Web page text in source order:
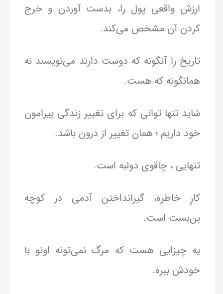
ارزش واقعی پول را، بدست آوردن و خرج
کردن آن مشخص می‌کند.
تاریخ را آنگونه که دوست دارند می‌نویسند نه
همانگونه که هست.
شاید تنها توانی که برای تغییر زندگی پیرامون
خود داریم ؛ همان تغییر از درون باشد.
تنهایی ، چاقوی دولبه است.
کارِ خاطره، گیرانداختن آدمی در کوچه
بن‌بست است.
یه چیزایی هست که مرگ نمی‌تونه اونو با
خودش ببره.